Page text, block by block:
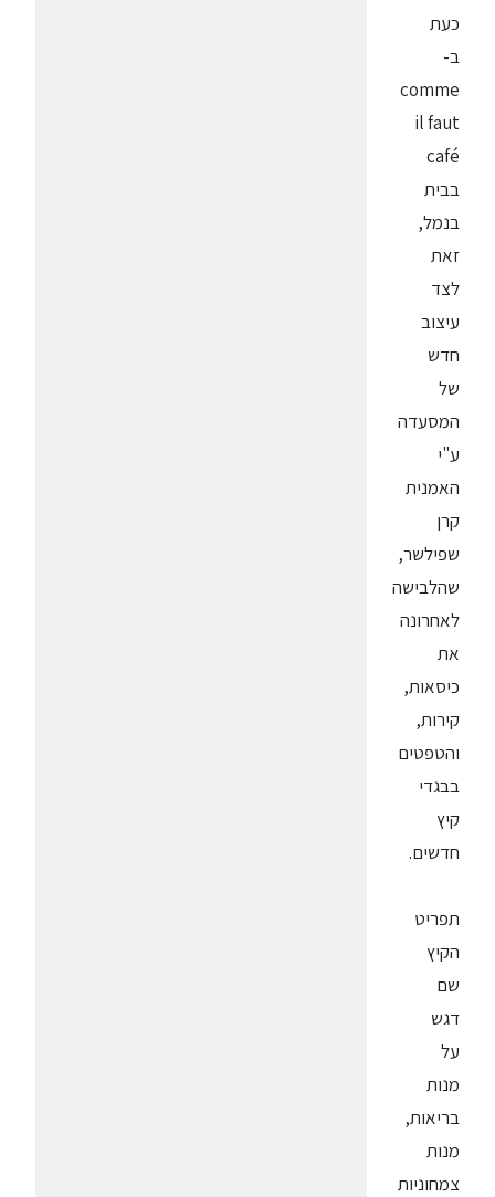
כעת
ב-
comme
il faut
café
בבית
בנמל,
זאת
לצד
עיצוב
חדש
של
המסעדה
ע"י
האמנית
קרן
שפילשר,
שהלבישה
לאחרונה
את
כיסאות,
קירות,
והטפטים
בבגדי
קיץ
חדשים.
תפריט
הקיץ
שם
דגש
על
מנות
בריאות,
מנות
צמחוניות